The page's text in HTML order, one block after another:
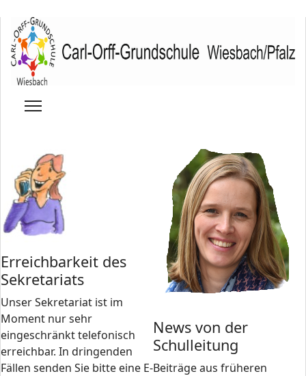
Erreichbarkeit des
Sekretariats
Unser Sekretariat ist im
Moment nur sehr
eingeschränkt telefonisch
erreichbar. In dringenden
Fällen senden Sie bitte eine E-
News von der
Schulleitung
Beiträge aus früheren